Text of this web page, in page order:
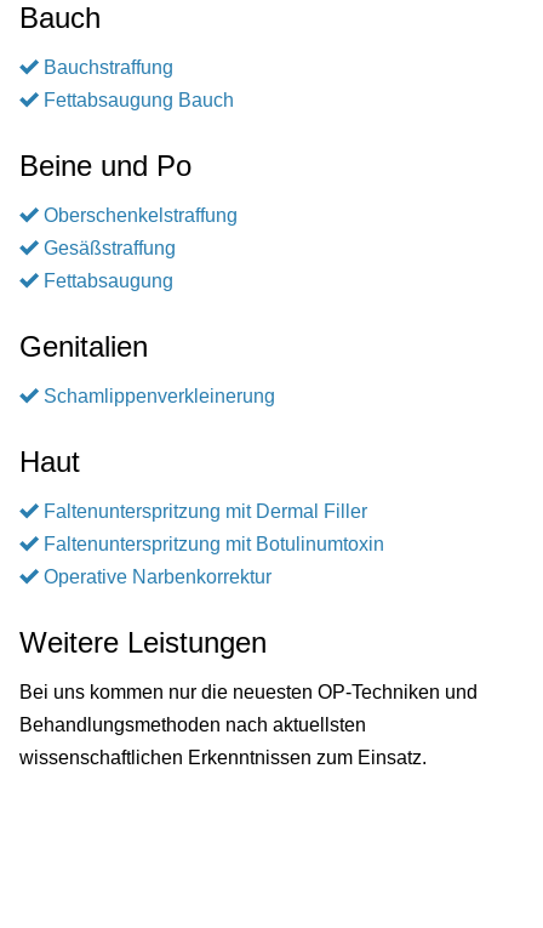
Bauch
Bauchstraffung
Fettabsaugung Bauch
Beine und Po
Oberschenkelstraffung
Gesäßstraffung
Fettabsaugung
Genitalien
Schamlippenverkleinerung
Haut
Faltenunterspritzung mit Dermal Filler
Faltenunterspritzung mit Botulinumtoxin
Operative Narbenkorrektur
Weitere Leistungen
Bei uns kommen nur die neuesten OP-Techniken und
Behandlungsmethoden nach aktuellsten
wissenschaftlichen Erkenntnissen zum Einsatz.